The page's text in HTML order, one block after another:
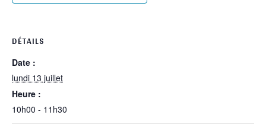
DÉTAILS
Date :
lundi 13 juillet
Heure :
10h00 - 11h30